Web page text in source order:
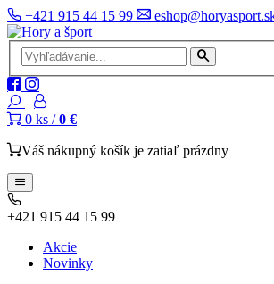
+421 915 44 15 99
0 ks / 0 €
Váš nákupný košík je zatiaľ prázdny
+421 915 44 15 99
Akcie
Novinky